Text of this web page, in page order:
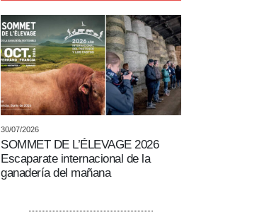
30/07/2026
SOMMET DE L’ÉLEVAGE 2026
Escaparate internacional de la
ganadería del mañana